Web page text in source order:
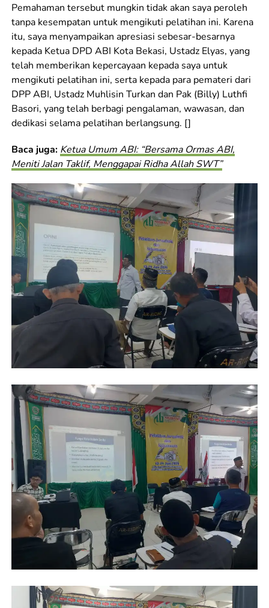
Pemahaman tersebut mungkin tidak akan saya peroleh
tanpa kesempatan untuk mengikuti pelatihan ini. Karena
itu, saya menyampaikan apresiasi sebesar-besarnya
kepada Ketua DPD ABI Kota Bekasi, Ustadz Elyas, yang
telah memberikan kepercayaan kepada saya untuk
mengikuti pelatihan ini, serta kepada para pemateri dari
DPP ABI, Ustadz Muhlisin Turkan dan Pak (Billy) Luthfi
Basori, yang telah berbagi pengalaman, wawasan, dan
dedikasi selama pelatihan berlangsung. []
Baca juga: Ketua Umum ABI: “Bersama Ormas ABI,
Meniti Jalan Taklif, Menggapai Ridha Allah SWT”